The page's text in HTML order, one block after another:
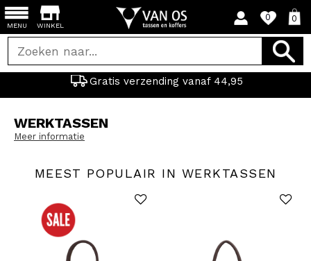
WINKEL
0 0
Gratis verzending vanaf 44,95
MENU
WERKTASSEN
Meer informatie
MEEST POPULAIR IN WERKTASSEN